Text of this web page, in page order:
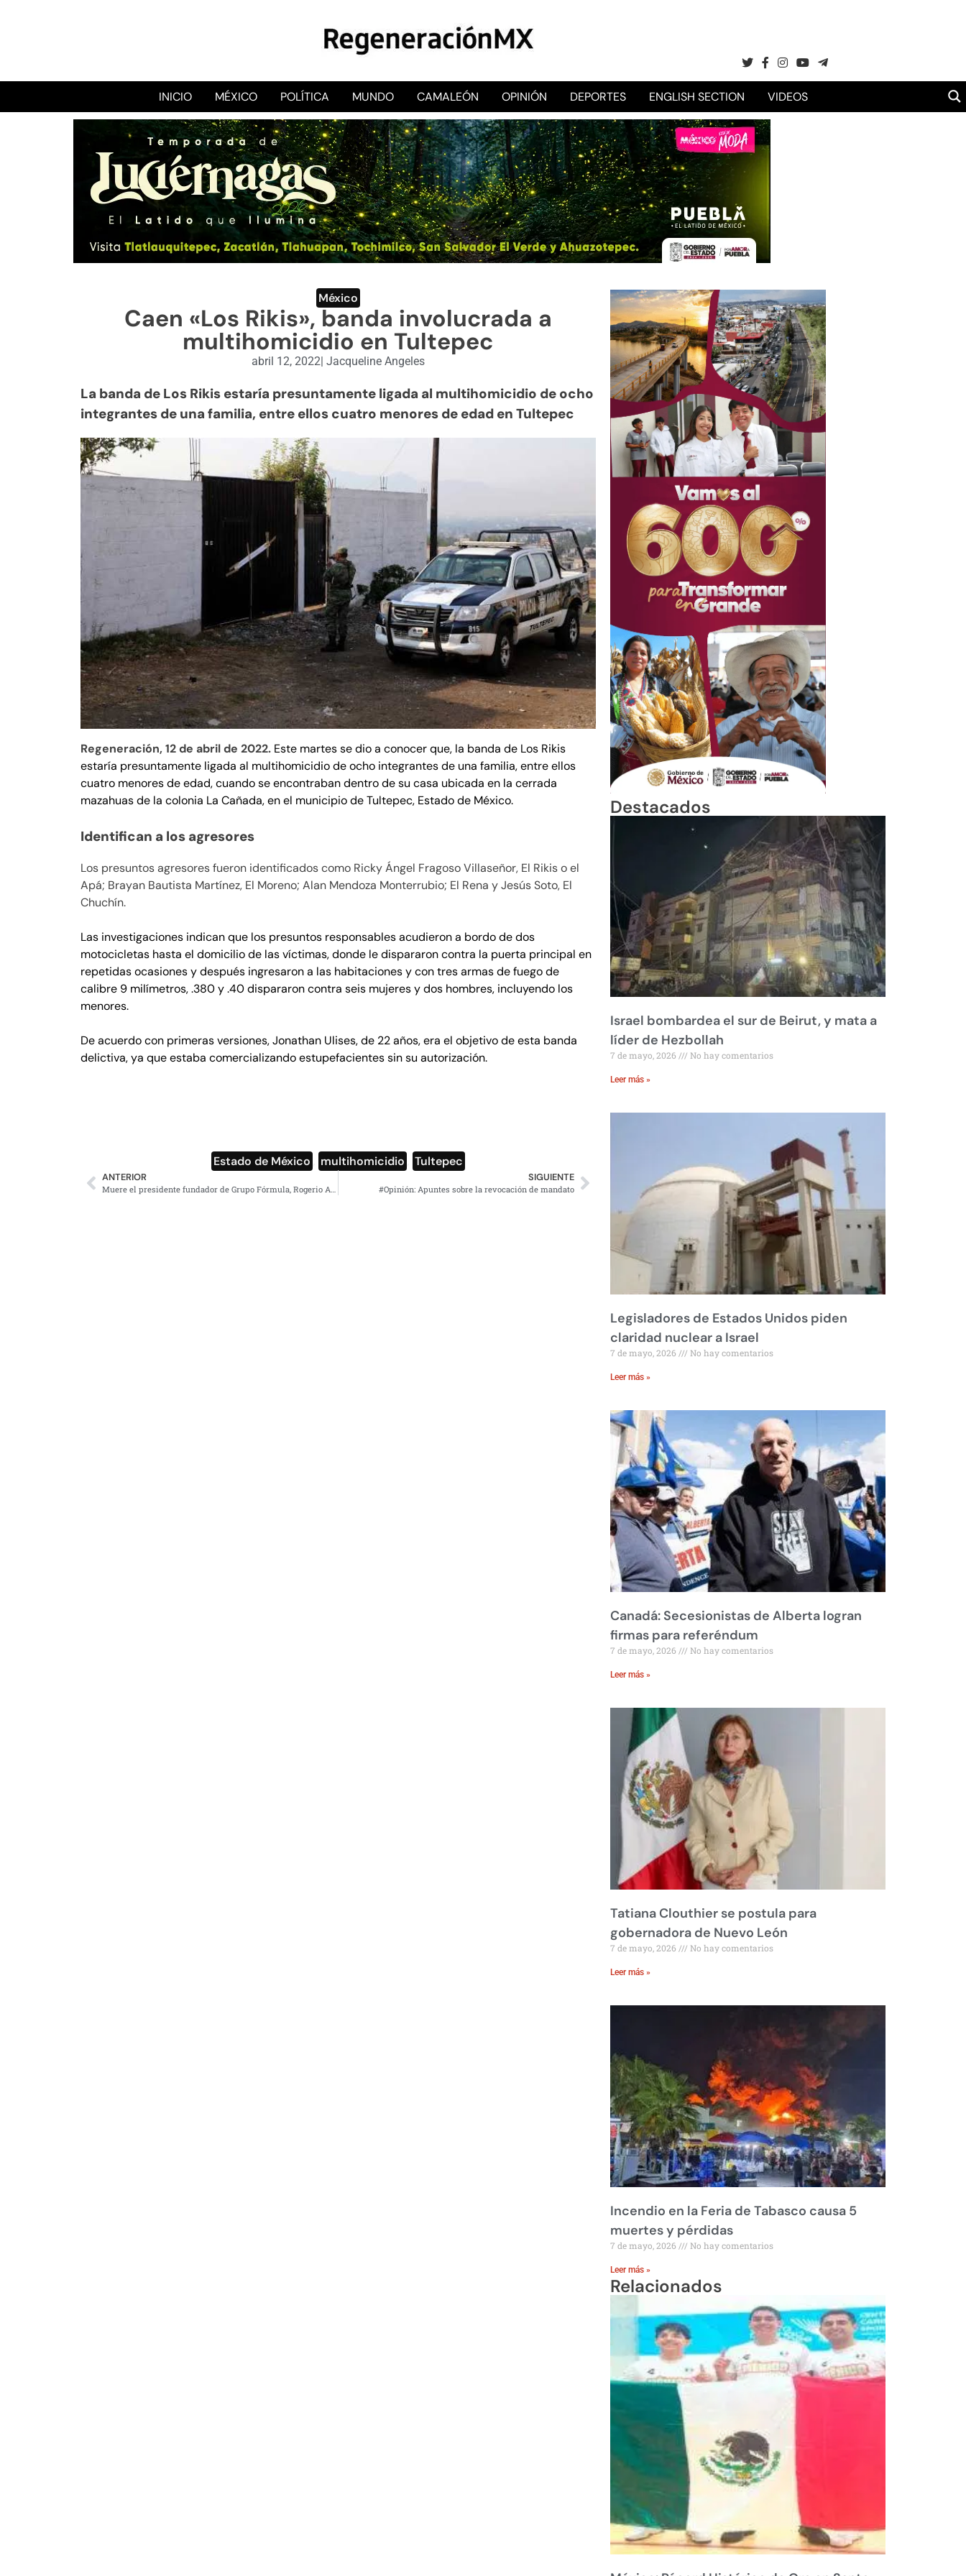
RegeneraciónMX
Sitio de noticias libre e independiente
INICIO MÉXICO POLÍTICA MUNDO CAMALEÓN OPINIÓN DEPORTES ENGLISH SECTION VIDEOS
México
Caen «Los Rikis», banda involucrada a
multihomicidio en Tultepec
abril 12, 2022| Jacqueline Angeles
La banda de Los Rikis estaría presuntamente ligada al multihomicidio de ocho
integrantes de una familia, entre ellos cuatro menores de edad en Tultepec
Regeneración, 12 de abril de 2022. Este martes se dio a conocer que, la banda de Los Rikis
estaría presuntamente ligada al multihomicidio de ocho integrantes de una familia, entre ellos
cuatro menores de edad, cuando se encontraban dentro de su casa ubicada en la cerrada
mazahuas de la colonia La Cañada, en el municipio de Tultepec, Estado de México.
Identifican a los agresores
Los presuntos agresores fueron identificados como Ricky Ángel Fragoso Villaseñor, El Rikis o el
Apá; Brayan Bautista Martínez, El Moreno; Alan Mendoza Monterrubio; El Rena y Jesús Soto, El
Chuchín.
Las investigaciones indican que los presuntos responsables acudieron a bordo de dos
motocicletas hasta el domicilio de las víctimas, donde le dispararon contra la puerta principal en
repetidas ocasiones y después ingresaron a las habitaciones y con tres armas de fuego de
calibre 9 milímetros, .380 y .40 dispararon contra seis mujeres y dos hombres, incluyendo los
menores.
De acuerdo con primeras versiones, Jonathan Ulises, de 22 años, era el objetivo de esta banda
delictiva, ya que estaba comercializando estupefacientes sin su autorización.
Estado de México multihomicidio Tultepec
ANTERIOR
Muere el presidente fundador de Grupo Fórmula, Rogerio Azcárraga
SIGUIENTE
#Opinión: Apuntes sobre la revocación de mandato
Destacados
Israel bombardea el sur de Beirut, y mata a
líder de Hezbollah
7 de mayo, 2026 No hay comentarios
Leer más »
Legisladores de Estados Unidos piden
claridad nuclear a Israel
7 de mayo, 2026 No hay comentarios
Leer más »
Canadá: Secesionistas de Alberta logran
firmas para referéndum
7 de mayo, 2026 No hay comentarios
Leer más »
Tatiana Clouthier se postula para
gobernadora de Nuevo León
7 de mayo, 2026 No hay comentarios
Leer más »
Incendio en la Feria de Tabasco causa 5
muertes y pérdidas
7 de mayo, 2026 No hay comentarios
Leer más »
Relacionados